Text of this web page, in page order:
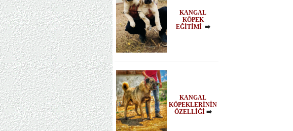
KANGAL
KÖPEK
EĞİTİMİ➡️
KANGAL
KÖPEKLERİNİN
ÖZELLİĞİ➡️